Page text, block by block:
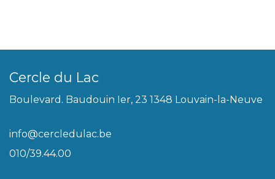
Cercle du Lac
Boulevard. Baudouin Ier, 23 1348 Louvain-la-Neuve
info@cercledulac.be
010/39.44.00